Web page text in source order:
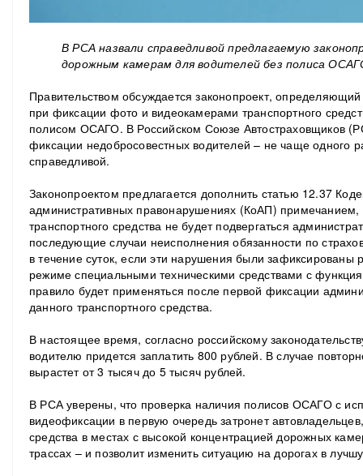
В РСА назвали справедливой предлагаемую
дорожным камерам для водителей без полиса
Правительством обсуждается законопроект,
при фиксации фото и видеокамерами транспортного
полисом ОСАГО. В Российском Союзе Автостраховщиков
фиксации недобросовестных водителей – не чаще одного
справедливой.
Законопроектом предлагается дополнить статью 12.37
административных правонарушениях (КоАП) примечанием,
транспортного средства не будет подвергаться
последующие случаи неисполнения обязанности по
в течение суток, если эти нарушения были
режиме специальными техническими средствами с
правило будет применяться после первой фиксации
данного транспортного средства.
В настоящее время, согласно российскому
водителю придется заплатить 800 рублей. В случае
вырастет от 3 тысяч до 5 тысяч рублей.
В РСА уверены, что проверка наличия полисов ОСАГО с
видеофиксации в первую очередь затронет
средства в местах с высокой концентрацией дорожных
трассах – и позволит изменить ситуацию на дорогах в